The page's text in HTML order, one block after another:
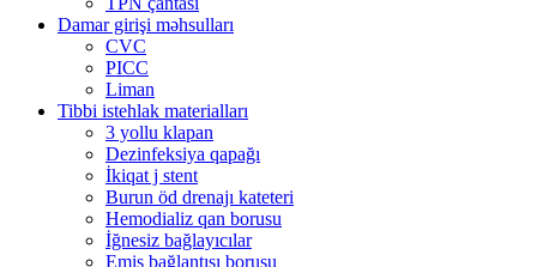
Damar girişi məhsulları
CVC
PICC
Liman
Tibbi istehlak materialları
3 yollu klapan
Dezinfeksiya qapağı
İkiqat j stent
Burun öd drenajı kateteri
Hemodializ qan borusu
İğnesiz bağlayıcılar
Emiş bağlantısı borusu